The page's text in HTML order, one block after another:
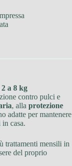
a 8 kg
contro pulci e
, alla protezione
adatte per mantenere
casa.
trattamenti mensili in
del proprio